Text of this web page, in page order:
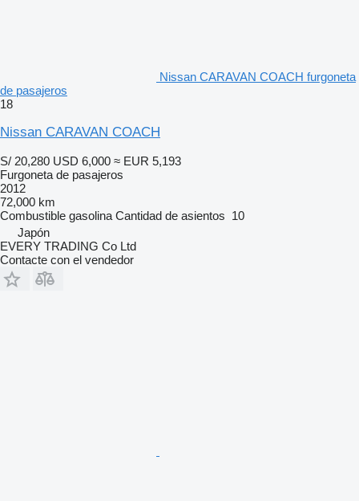
Nissan CARAVAN COACH furgoneta
de pasajeros
18
Nissan CARAVAN COACH
S/ 20,280 USD 6,000 ≈ EUR 5,193
Furgoneta de pasajeros
2012
72,000 km
Combustible gasolina Cantidad de asientos 10
Japón
EVERY TRADING Co Ltd
Contacte con el vendedor